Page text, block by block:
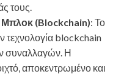
τους.
Μπλοκ (Blockchain): Το
τεχνολογία blockchain
συναλλαγών. Η
αποκεντρωμένο και